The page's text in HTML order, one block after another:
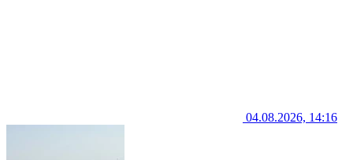
04.08.2026, 14:16